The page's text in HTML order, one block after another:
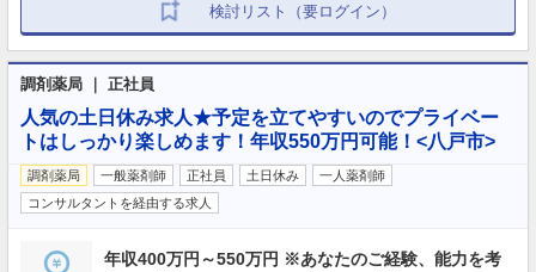
検討リスト（要ログイン）
調剤薬局 ｜ 正社員
人気の土日休み求人★予定を立てやすいのでプライベー
トはしっかり楽しめます！年収550万円可能！<八戸市>
調剤薬局 一般薬剤師 正社員 土日休み
一人薬剤師
コンサルタントを経由する求人
年収400万円～550万円 ※あなたのご経験、能力を考